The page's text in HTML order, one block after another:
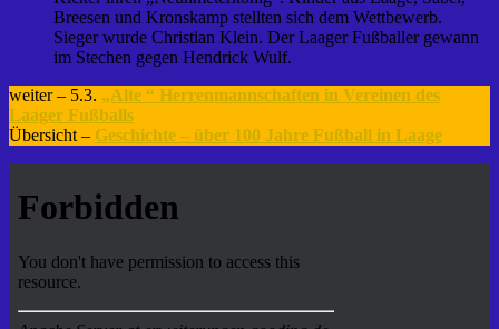
Breesen und Kronskamp stellten sich dem Wettbewerb.
Sieger wurde Christian Klein. Der Laager Fußballer gewann
im Stechen gegen Hendrick Wulf.
weiter – 5.3. „Alte “ Herrenmannschaften in Vereinen des
Laager Fußballs
Übersicht – Geschichte – über 100 Jahre Fußball in Laage